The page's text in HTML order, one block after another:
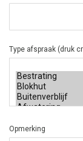
Type afspraak (druk
Opmerking